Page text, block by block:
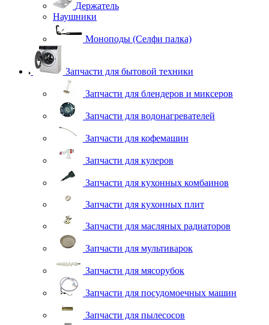
Держатель
Наушники
Моноподы (Селфи палка)
Запчасти для бытовой техники
Запчасти для блендеров и миксеров
Запчасти для водонагревателей
Запчасти для кофемашин
Запчасти для кулеров
Запчасти для кухонных комбаинов
Запчасти для кухонных плит
Запчасти для масляных радиаторов
Запчасти для мультиварок
Запчасти для мясорубок
Запчасти для посудомоечных машин
Запчасти для пылесосов